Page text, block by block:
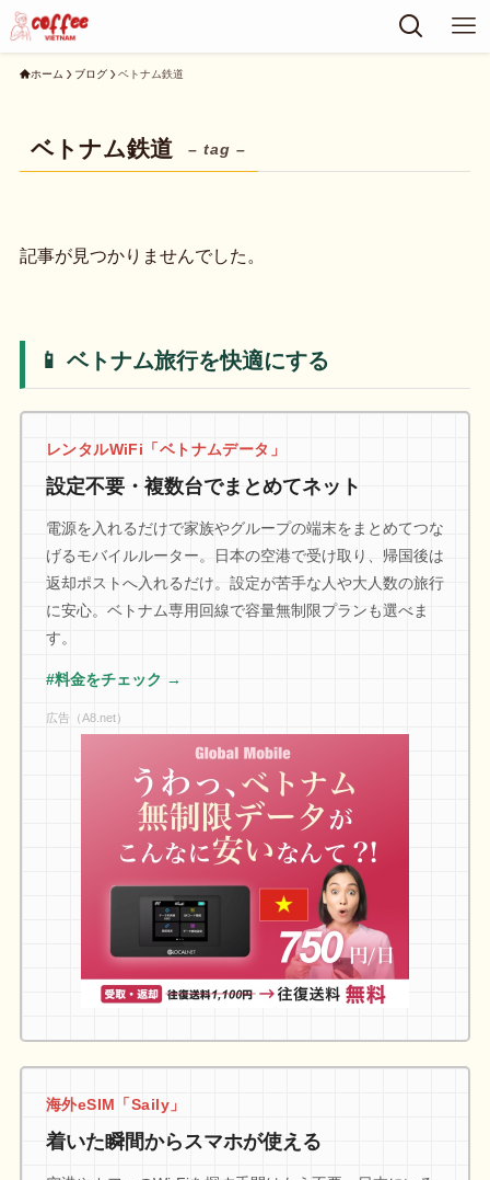
ホーム ブログ ベトナム鉄道
ベトナム鉄道 – tag –
記事が見つかりませんでした。
📱 ベトナム旅行を快適にする
レンタルWiFi「ベトナムデータ」
設定不要・複数台でまとめてネット
電源を入れるだけで家族やグループの端末をまとめてつな
げるモバイルルーター。日本の空港で受け取り、帰国後は
返却ポストへ入れるだけ。設定が苦手な人や大人数の旅行
に安心。ベトナム専用回線で容量無制限プランも選べま
す。
#料金をチェック →
広告（A8.net）
海外eSIM「Saily」
着いた瞬間からスマホが使える